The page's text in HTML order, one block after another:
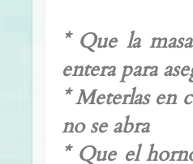
* Que la
entera para
* Meterlas en
no se abra
* Que el